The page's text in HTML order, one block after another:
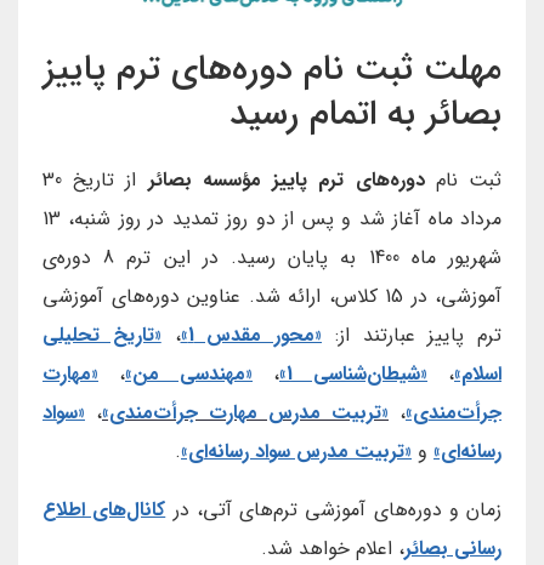
مهلت ثبت نام دوره‌های ترم پاییز
بصائر به اتمام رسید
ثبت نامدوره‌های ترم پاییز مؤسسه بصائر
از تاریخ 30
مرداد ماه آغاز شد و پس از دو روز تمدید در روز شنبه، 13
شهریور ماه 1400 به پایان رسید. در این ترم 8 دوره‌ی
آموزشی، در 15 کلاس، ارائه شد. عناوین دوره‌های آموزشی
ترم پاییز عبارتند از: «محور مقدس 1» ،«تاریخ تحلیلی
اسلام»، «شیطان‌شناسی 1» ، «مهندسی من»، «مهارت
جرأت‌مندی»، «تربیت مدرس مهارت جرأت‌مندی»، «سواد
رسانه‌ای» و «تربیت مدرس سواد رسانه‌ای».
زمان و دوره‌های آموزشی ترم‌های آتی، درکانال‌های اطلاع
رسانی بصائر، اعلام خواهد شد.